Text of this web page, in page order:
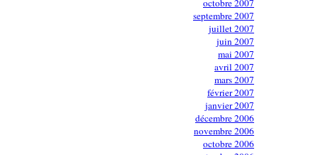
octobre 2007
septembre 2007
juillet 2007
juin 2007
mai 2007
avril 2007
mars 2007
février 2007
janvier 2007
décembre 2006
novembre 2006
octobre 2006